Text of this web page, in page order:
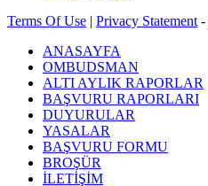
Terms Of Use | Privacy Statement -
ANASAYFA
OMBUDSMAN
ALTI AYLIK RAPORLAR
BAŞVURU RAPORLARI
DUYURULAR
YASALAR
BAŞVURU FORMU
BROŞÜR
İLETİŞİM